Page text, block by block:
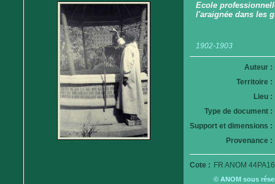
Ecole
l'araignée dans les
1902-1903
Auteur :
Territoire :
Lieu :
Type de document :
Support et dimensions :
Provenance :
Cote : FR ANOM
© ANOM sous